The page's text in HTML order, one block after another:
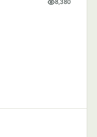
8,380